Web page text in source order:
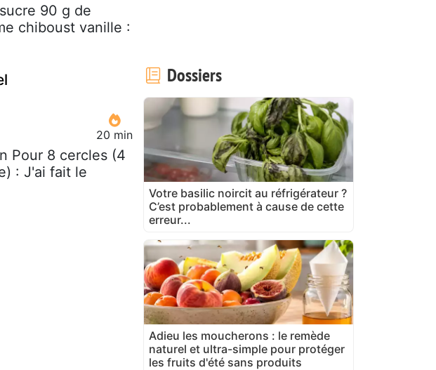
90 g de
chiboust vanille :
20 min
Pour 8 cercles (4
: J'ai fait le
Dossiers
Votre basilic noircit au réfrigérateur ?
C’est probablement à cause de cette
erreur...
Adieu les moucherons : le remède
naturel et ultra-simple pour protéger
les fruits d'été sans produits